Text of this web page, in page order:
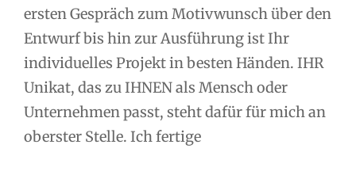
ersten Gespräch zum Motivwunsch über den
Entwurf bis hin zur Ausführung ist Ihr
individuelles Projekt in besten Händen. IHR
Unikat, das zu IHNEN als Mensch oder
Unternehmen passt, steht dafür für mich an
oberster Stelle. Ich fertige